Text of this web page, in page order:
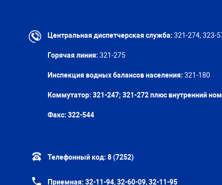
Центральная диспетчерская служба: 321-274, 323-
Горячая линия: 321-275
Инспекция водных балансов населения: 321-180
Коммутатор: 321-247; 321-272 плюс внутренний
Факс: 322-544
Телефонный код: 8 (7252)
Приемная: 32-11-94, 32-60-09, 32-11-95